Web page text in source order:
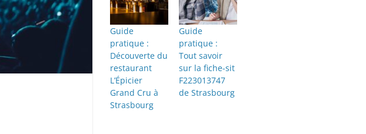
Guide
pratique :
Découverte du
restaurant
L’Épicier
Grand Cru à
Strasbourg
Guide
pratique :
Tout savoir
sur la fiche-sit
F223013747
de Strasbourg